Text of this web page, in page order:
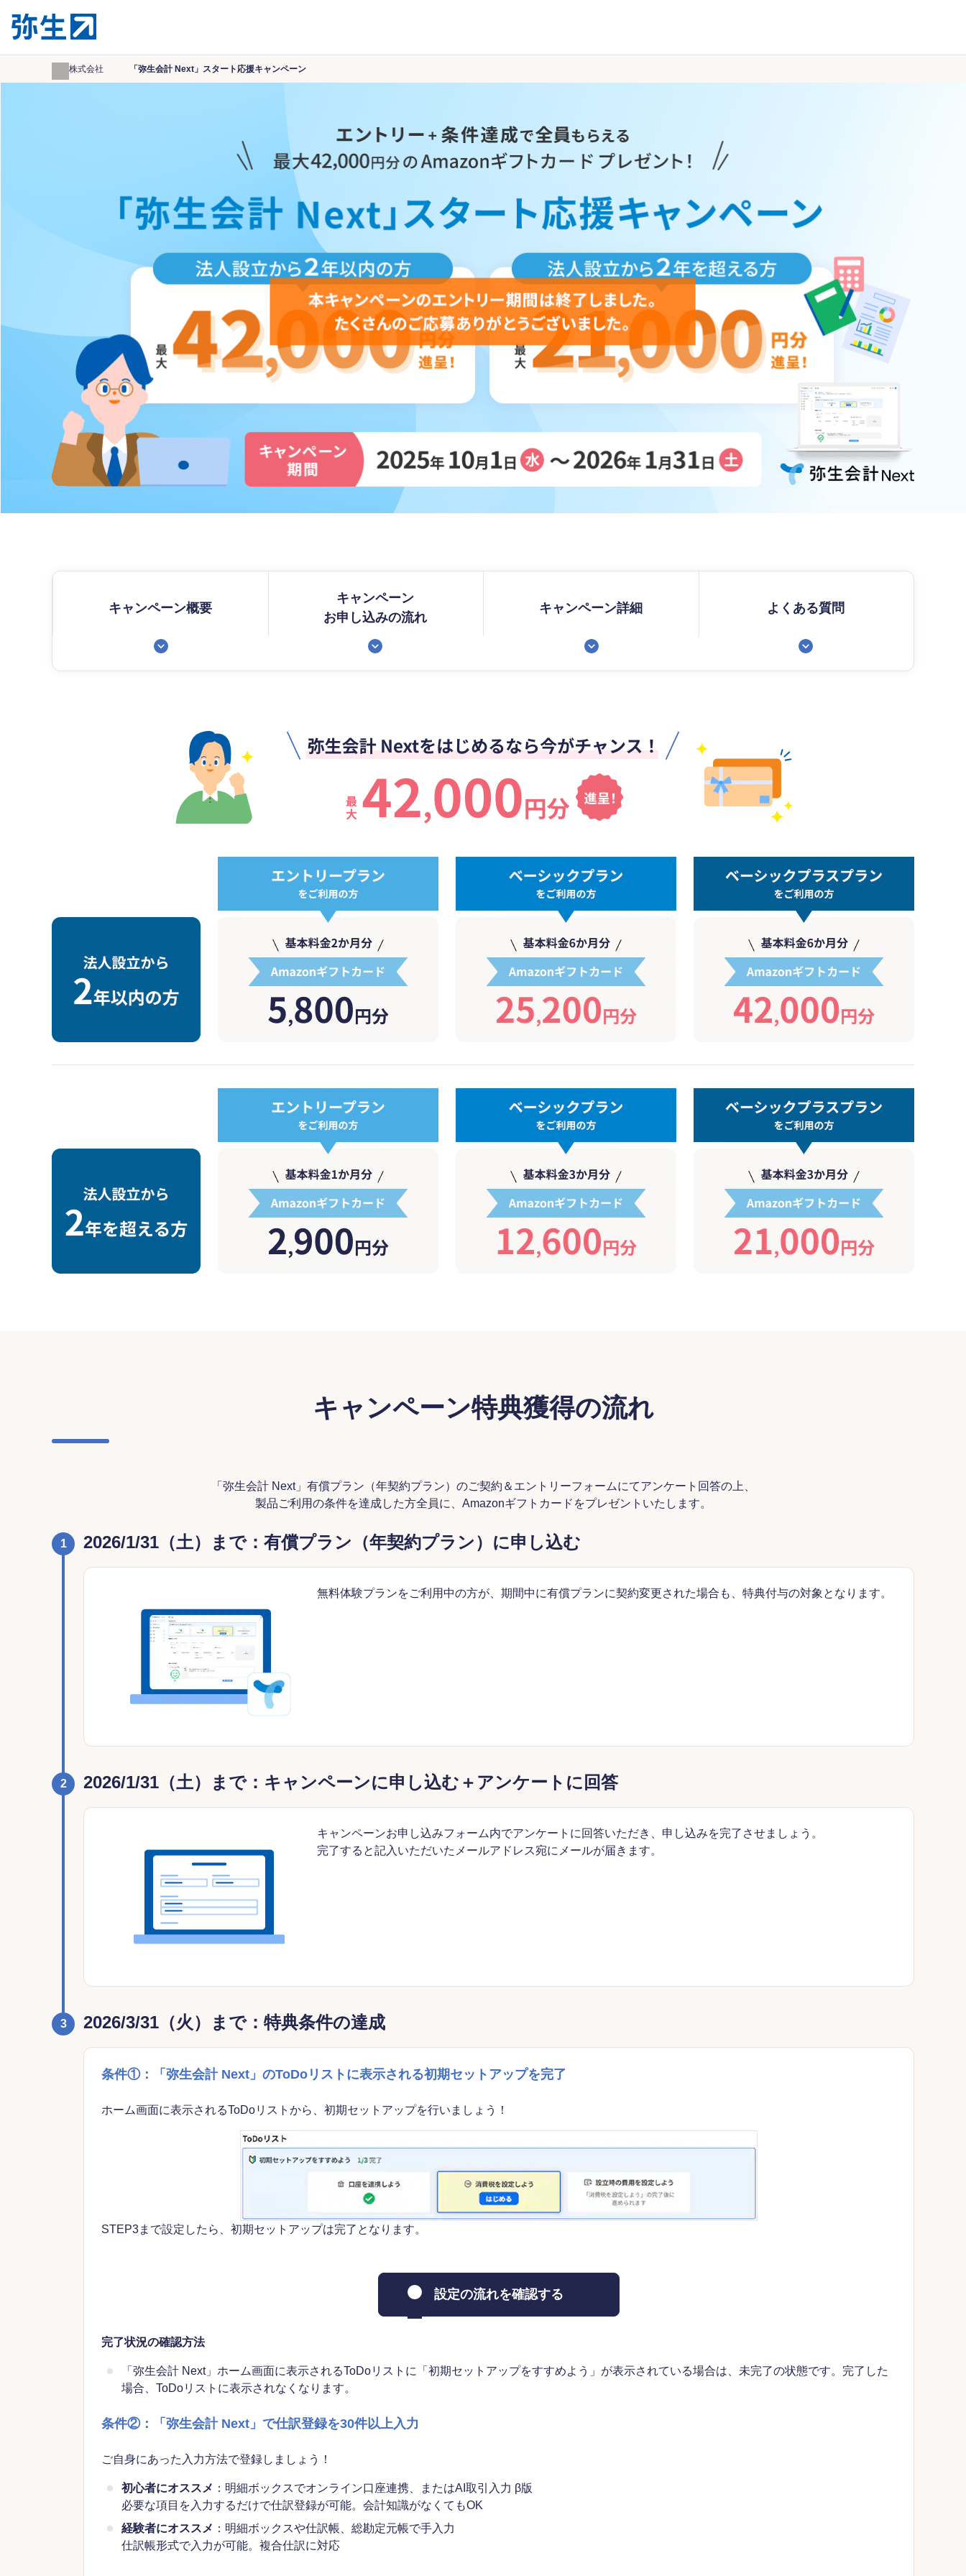
弥生株式会社 「弥生会計 Next」スタート応援キャンペーン
キャンペーン概要
キャンペーン
お申し込みの流れ
キャンペーン詳細 よくある質問
キャンペーン特典獲得の流れ
「弥生会計 Next」有償プラン（年契約プラン）のご契約＆エントリーフォームにてアンケート回答の上、
製品ご利用の条件を達成した方全員に、Amazonギフトカードをプレゼントいたします。
1 2026/1/31（土）まで：有償プラン（年契約プラン）に申し込む
無料体験プランをご利用中の方が、期間中に有償プランに契約変更された場合も、特典付与の対象となります。
2 2026/1/31（土）まで：キャンペーンに申し込む＋アンケートに回答
キャンペーンお申し込みフォーム内でアンケートに回答いただき、申し込みを完了させましょう。
完了すると記入いただいたメールアドレス宛にメールが届きます。
3 2026/3/31（火）まで：特典条件の達成
条件①：「弥生会計 Next」のToDoリストに表示される初期セットアップを完了
ホーム画面に表示されるToDoリストから、初期セットアップを行いましょう！
STEP3まで設定したら、初期セットアップは完了となります。
設定の流れを確認する
完了状況の確認方法
「弥生会計 Next」ホーム画面に表示されるToDoリストに「初期セットアップをすすめよう」が表示されている場合は、未完了の状態です。完了した
場合、ToDoリストに表示されなくなります。
条件②：「弥生会計 Next」で仕訳登録を30件以上入力
ご自身にあった入力方法で登録しましょう！
初心者にオススメ ：明細ボックスでオンライン口座連携、またはAI取引入力 β版
必要な項目を入力するだけで仕訳登録が可能。会計知識がなくてもOK
経験者にオススメ ：明細ボックスや仕訳帳、総勘定元帳で手入力
仕訳帳形式で入力が可能。複合仕訳に対応